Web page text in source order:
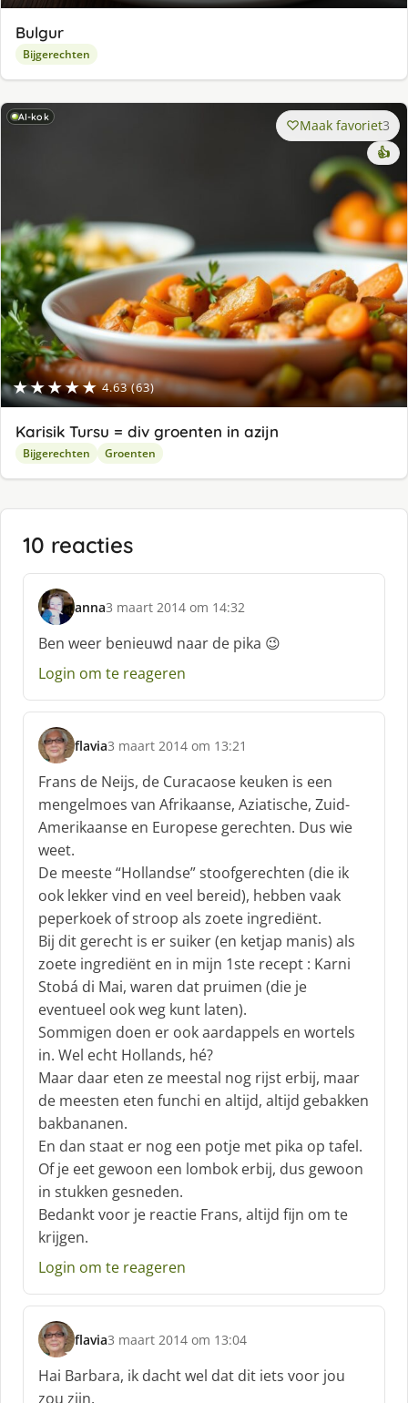
Bulgur
Bijgerechten
AI-kok
★★★★★ 4.63 (63)
Maak favoriet3
👍
Karisik Tursu = div groenten in azijn
Bijgerechten Groenten
10 reacties
anna
s
c
h
r
e
f
:
3 maart 2014 om 14:32
Ben weer benieuwd naar de pika 😉
Login om te reageren
flavia
s
c
h
r
e
e
f
3 maart 2014 om 13:21
Frans de Neijs, de Curacaose keuken is een
mengelmoes van Afrikaanse, Aziatische, Zuid-
Amerikaanse en Europese gerechten. Dus wie
weet.
De meeste “Hollandse” stoofgerechten (die ik
ook lekker vind en veel bereid), hebben vaak
peperkoek of stroop als zoete ingrediënt.
Bij dit gerecht is er suiker (en ketjap manis) als
zoete ingrediënt en in mijn 1ste recept : Karni
Stobá di Mai, waren dat pruimen (die je
eventueel ook weg kunt laten).
Sommigen doen er ook aardappels en wortels
in. Wel echt Hollands, hé?
Maar daar eten ze meestal nog rijst erbij, maar
de meesten eten funchi en altijd, altijd gebakken
bakbananen.
En dan staat er nog een potje met pika op tafel.
Of je eet gewoon een lombok erbij, dus gewoon
in stukken gesneden.
Bedankt voor je reactie Frans, altijd fijn om te
krijgen.
Login om te reageren
flavia
s
c
h
3 maart 2014 om 13:04
Hai Barbara, ik dacht wel dat dit iets voor jou
zou zijn.